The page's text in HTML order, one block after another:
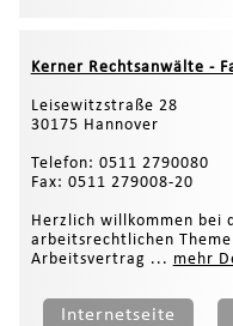
Kerner Rechtsanwälte -
Leisewitzstraße 28
30175 Hannover
Telefon: 0511 2790080
Fax: 0511 279008-20
Herzlich willkommen bei
arbeitsrechtlichen
Arbeitsvertrag ... mehr
Internetseite